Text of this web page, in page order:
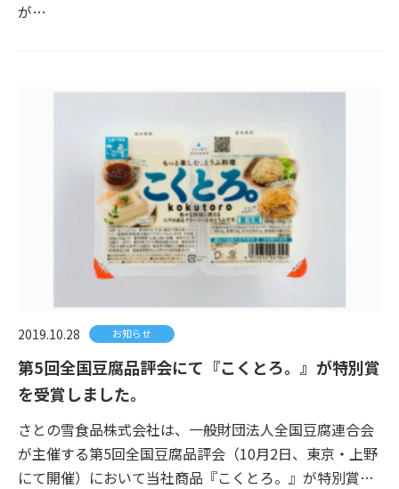
が…
2019.10.28 お知らせ
第5回全国豆腐品評会にて『こくとろ。』が特別賞
を受賞しました。
さとの雪食品株式会社は、一般財団法人全国豆腐連合会
が主催する第5回全国豆腐品評会（10月2日、東京・上野
にて開催）において当社商品『こくとろ。』が特別賞…